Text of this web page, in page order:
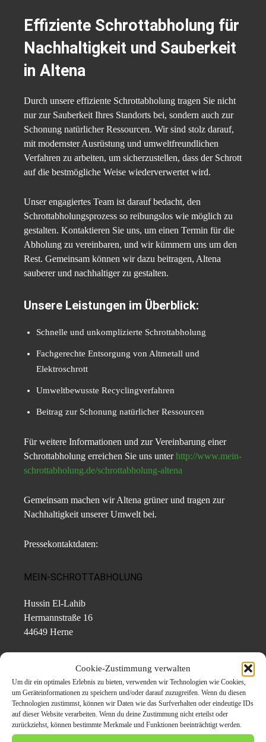
Cookie-Zustimmung verwalten
Um dir ein optimales Erlebnis zu bieten, verwenden wir Technologien wie Cookies,
um Geräteinformationen zu speichern und/oder darauf zuzugreifen. Wenn du diesen
Technologien zustimmst, können wir Daten wie das Surfverhalten oder eindeutige IDs
auf dieser Website verarbeiten. Wenn du deine Zustimmung nicht erteilst oder
zurückziehst, können bestimmte Merkmale und Funktionen beeinträchtigt werden.
Effiziente Schrottabholung für
Nachhaltigkeit und Sauberkeit
in Altena
Durch unsere effiziente Schrottabholung tragen Sie nicht
nur zur Sauberkeit Ihres Standorts bei, sondern auch zur
Schonung natürlicher Ressourcen. Wir sind stolz darauf,
mit modernster Ausrüstung und umweltfreundlichen
Verfahren zu arbeiten, um sicherzustellen, dass der Schrott
auf die bestmögliche Weise wiederverwertet wird.
Unser engagiertes Team ist darauf bedacht, den
Schrottabholungsprozess so reibungslos wie möglich zu
gestalten. Kontaktieren Sie uns, um einen Termin für die
Abholung zu vereinbaren, und wir kümmern uns um den
Rest. Gemeinsam können wir dazu beitragen, Altena
sauberer und nachhaltiger zu gestalten.
Unsere Leistungen im Überblick:
Schnelle und unkomplizierte Schrottabholung
Fachgerechte Entsorgung von Altmetall und
Elektroschrott
Umweltbewusste Recyclingverfahren
Beitrag zur Schonung natürlicher Ressourcen
Für weitere Informationen und zur Vereinbarung einer
Schrottabholung erreichen Sie uns unterhttp://www.mein-
schrottabholung.de/schrottabholung-altena
Gemeinsam machen wir Altena grüner und tragen zur
Nachhaltigkeit unserer Umwelt bei.
Pressekontaktdaten:
MEIN-SCHROTTABHOLUNG
Hussin El-Lahib
Hermannstraße 16
44649 Herne
E-Mail: info@mein-schrottabholung.de
Web:http://www.mein-schrottabholung.de/
Themen zum Beitrag